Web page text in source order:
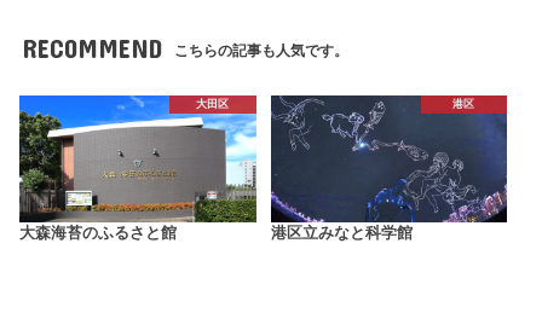
RECOMMEND こちらの記事も人気です。
大田区
大森海苔のふるさと館
港区
港区立みなと科学館